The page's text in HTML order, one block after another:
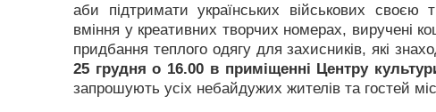
аби підтримати українських військових
вміння у креативних творчих номерах, виручені
придбання теплого одягу для захисників, які
25 грудня о 16.00 в приміщенні Центру
запрошують усіх небайдужих жителів та гостей